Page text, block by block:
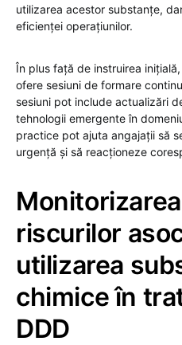
utilizarea acestor substanțe,
eficienței operațiunilor.
În plus față de instruirea
ofere sesiuni de formare
sesiuni pot include actualizări
tehnologii emergente în
practice pot ajuta angajații să
urgență și să reacționeze
riscurilor
utilizarea
chimice în
DDD